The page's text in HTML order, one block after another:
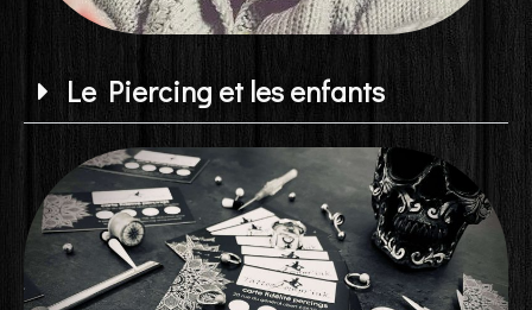
Le Piercing et les enfants